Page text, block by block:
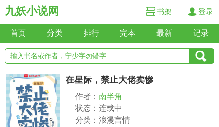
九妖小说网 书架 登录
首页 分类 排行 完本 最新 记录
在星际，禁止大佬卖惨
作者： 南半角
状态：连载中
分类：浪漫言情